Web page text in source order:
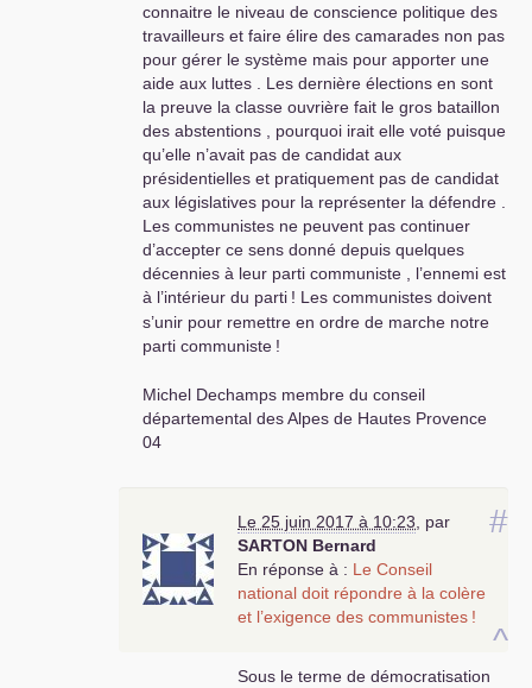
connaitre le niveau de conscience politique des
travailleurs et faire élire des camarades non pas
pour gérer le système mais pour apporter une
aide aux luttes . Les dernière élections en sont
la preuve la classe ouvrière fait le gros bataillon
des abstentions , pourquoi irait elle voté puisque
qu’elle n’avait pas de candidat aux
présidentielles et pratiquement pas de candidat
aux législatives pour la représenter la défendre .
Les communistes ne peuvent pas continuer
d’accepter ce sens donné depuis quelques
décennies à leur parti communiste , l’ennemi est
à l’intérieur du parti ! Les communistes doivent
s’unir pour remettre en ordre de marche notre
parti communiste !
Michel Dechamps membre du conseil
départemental des Alpes de Hautes Provence
04
#
^
Le 25 juin 2017 à 10:23
par
SARTON Bernard
En réponse à : Le Conseil
national doit répondre à la colère
et l’exigence des communistes !
Sous le terme de démocratisation